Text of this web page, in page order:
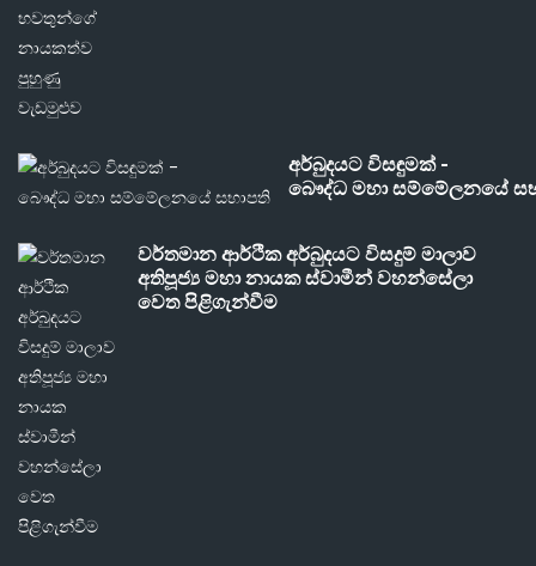
අර්බුදයට විසඳුමක් -
බෞද්ධ මහා සම්මේලනයේ
වර්තමාන ආර්ථික අර්බුදයට විසදුම් මාලාව
අතිපූජ්‍ය මහා නායක ස්වාමීන් වහන්සේලා
වෙත පිළිගැන්වීම